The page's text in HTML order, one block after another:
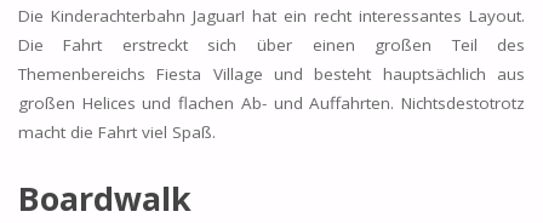
Die Kinderachterbahn Jaguar! hat ein recht interessantes Layout.
Die Fahrt erstreckt sich über einen großen Teil des
Themenbereichs Fiesta Village und besteht hauptsächlich aus
großen Helices und flachen Ab- und Auffahrten. Nichtsdestotrotz
macht die Fahrt viel Spaß.
Boardwalk